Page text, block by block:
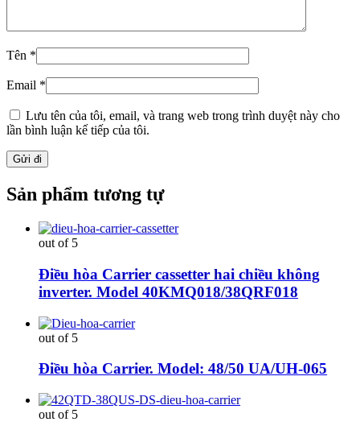
Tên *
Email *
Lưu tên của tôi, email, và trang web trong trình duyệt này cho
lần bình luận kế tiếp của tôi.
Sản phẩm tương tự
out of 5
Điều hòa Carrier cassetter hai chiều không
inverter. Model 40KMQ018/38QRF018
out of 5
Điều hòa Carrier. Model: 48/50 UA/UH-065
out of 5